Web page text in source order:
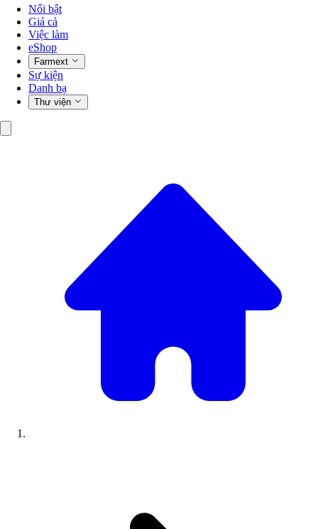
Nổi bật
Giá cả
Việc làm
eShop
Farmext
Sự kiện
Danh bạ
Thư viện